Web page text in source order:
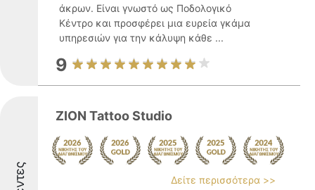
άκρων. Είναι γνωστό ως Ποδολογικό
Κέντρο και προσφέρει μια ευρεία γκάμα
υπηρεσιών για την κάλυψη κάθε ...
9
ZION Tattoo Studio
Δείτε περισσότερα >>